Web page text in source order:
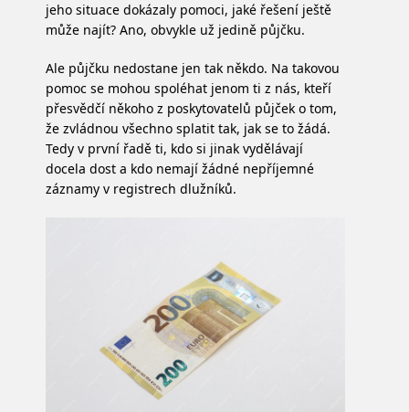
jeho situace dokázaly pomoci, jaké řešení ještě
může najít? Ano, obvykle už jedině půjčku.
Ale půjčku nedostane jen tak někdo. Na takovou
pomoc se mohou spoléhat jenom ti z nás, kteří
přesvědčí někoho z poskytovatelů půjček o tom,
že zvládnou všechno splatit tak, jak se to žádá.
Tedy v první řadě ti, kdo si jinak vydělávají
docela dost a kdo nemají žádné nepříjemné
záznamy v registrech dlužníků.